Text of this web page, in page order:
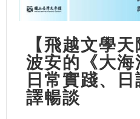
【飛越文學
波安的《大
日常實踐、
譯暢談